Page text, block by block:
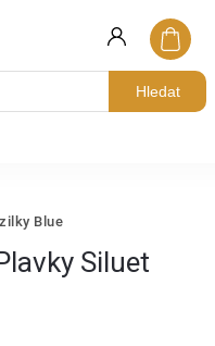
Hledat
Blue
Siluet